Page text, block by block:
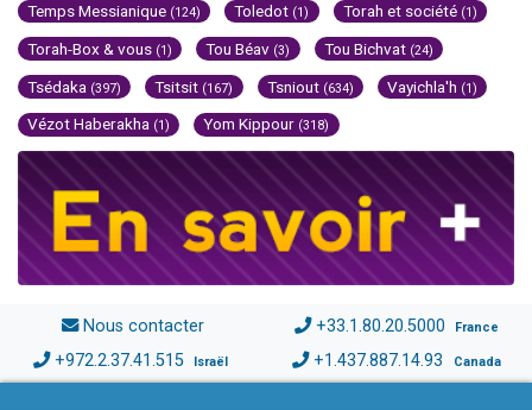
Temps Messianique (124) Toledot (1) Torah et société (1)
Torah-Box & vous (1) Tou Béav (3) Tou Bichvat (24)
Tsédaka (397) Tsitsit (167) Tsniout (634) Vayichla'h (1)
Vézot Haberakha (1) Yom Kippour (318)
Nous contacter +33.1.80.20.5000 France
+972.2.37.41.515 Israël +1.437.887.14.93 Canada